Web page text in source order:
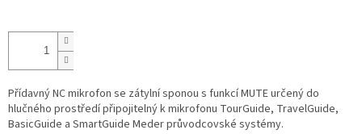
cena:
Přídavný NC mikrofon se zátylní sponou s funkcí MUTE určený do
hlučného prostředí připojitelný k mikrofonu TourGuide, TravelGuide,
BasicGuide a SmartGuide Meder průvodcovské systémy.